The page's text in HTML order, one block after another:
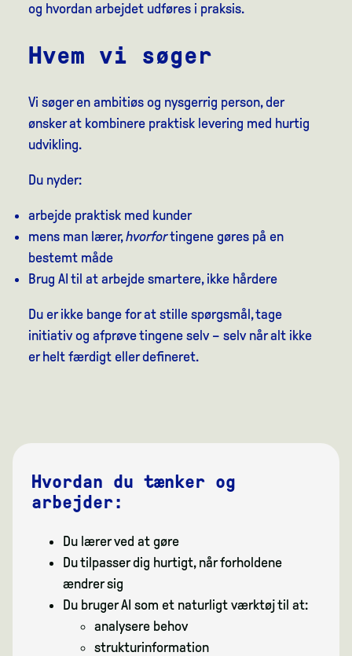
og hvordan arbejdet udføres i praksis.
Hvem vi søger
Vi søger en ambitiøs og nysgerrig person, der
ønsker at kombinere praktisk levering med hurtig
udvikling.
Du nyder:
arbejde praktisk med kunder
mens man lærer,hvorfortingene gøres på en
bestemt måde
Brug AI til at arbejde smartere, ikke hårdere
Du er ikke bange for at stille spørgsmål, tage
initiativ og afprøve tingene selv – selv når alt ikke
er helt færdigt eller defineret.
Hvordan du tænker og
arbejder:
Du lærer ved at gøre
Du tilpasser dig hurtigt, når forholdene
ændrer sig
Du bruger AI som et naturligt værktøj til at:
analysere behov
strukturinformation